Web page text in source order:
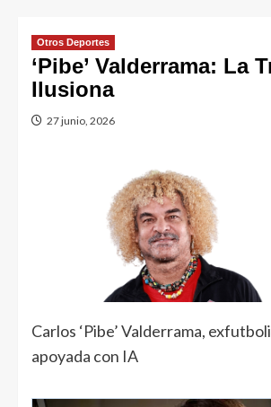
Otros Deportes
‘Pibe’ Valderrama: La
Ilusiona
27 junio, 2026
Carlos ‘Pibe’ Valderrama,
apoyada con IA